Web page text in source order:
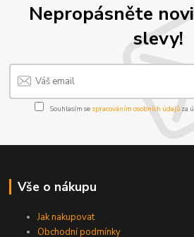
Nepropásněte
slevy!
Souhlasím se zpracováním osobních údajůza
Vše o nákupu
Jak nakupovat
Obchodní podmínky